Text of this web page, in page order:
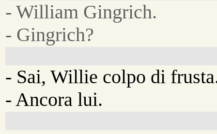
- William Gingrich.
- Gingrich?
- Sai, Willie colpo di
- Ancora lui.